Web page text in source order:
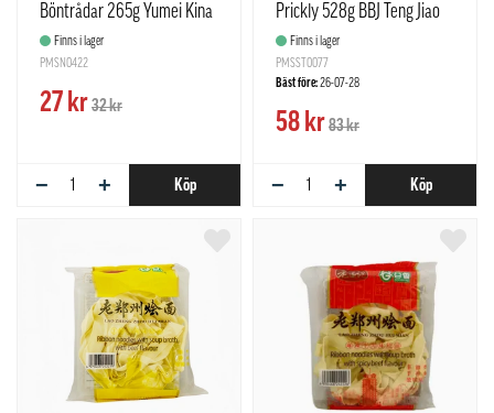
Böntrådar 265g Yumei Kina
Finns i lager
PMSN0422
27 kr32 kr
− + Köp
Prickly 528g BBJ Teng Jiao
Yumei Kina
Finns i lager
PMSST0077
Bäst före:26-07-28
58 kr83 kr
− + Köp